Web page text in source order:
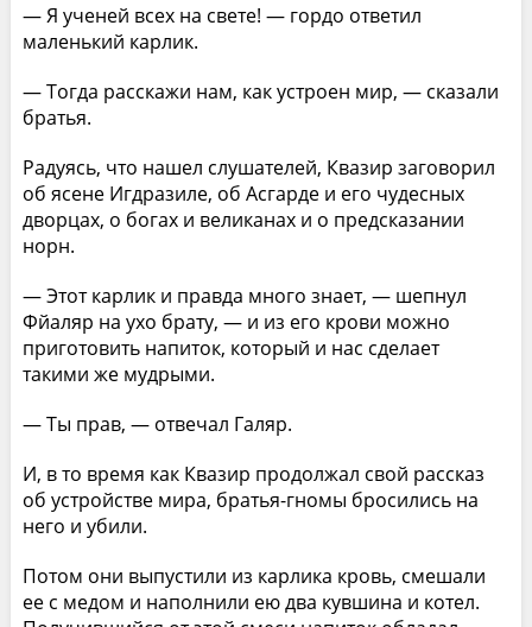
— Я ученей всех на свете! — гордо ответил
маленький карлик.
— Тогда расскажи нам, как устроен мир, — сказали
братья.
Радуясь, что нашел слушателей, Квазир заговорил
об ясене Игдразиле, об Асгарде и его чудесных
дворцах, о богах и великанах и о предсказании
норн.
— Этот карлик и правда много знает, — шепнул
Фйаляр на ухо брату, — и из его крови можно
приготовить напиток, который и нас сделает
такими же мудрыми.
— Ты прав, — отвечал Галяр.
И, в то время как Квазир продолжал свой рассказ
об устройстве мира, братья-гномы бросились на
него и убили.
Потом они выпустили из карлика кровь, смешали
ее с медом и наполнили ею два кувшина и котел.